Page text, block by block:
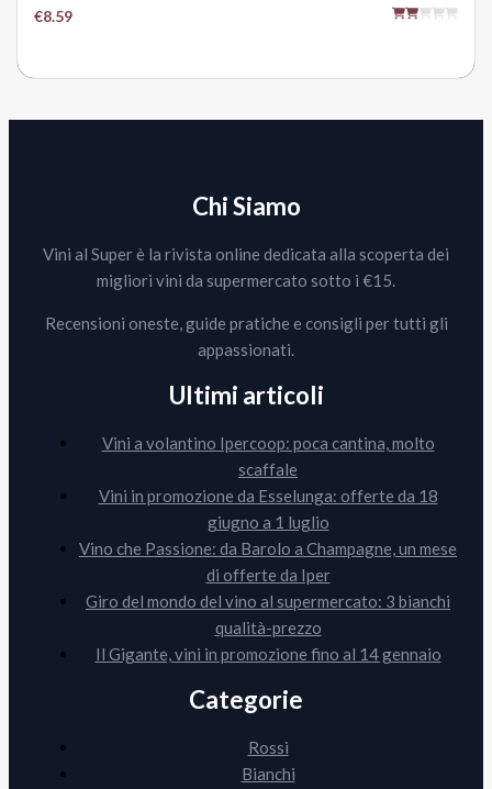
€8.59
Chi Siamo
Vini al Super è la rivista online dedicata alla scoperta dei
migliori vini da supermercato sotto i €15.
Recensioni oneste, guide pratiche e consigli per tutti gli
appassionati.
Ultimi articoli
Vini a volantino Ipercoop: poca cantina, molto
scaffale
Vini in promozione da Esselunga: offerte da 18
giugno a 1 luglio
Vino che Passione: da Barolo a Champagne, un mese
di offerte da Iper
Giro del mondo del vino al supermercato: 3 bianchi
qualità-prezzo
Il Gigante, vini in promozione fino al 14 gennaio
Categorie
Rossi
Bianchi